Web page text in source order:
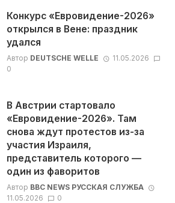
Конкурс «Евровидение-2026»
открылся в Вене: праздник
удался
Автор DEUTSCHE WELLE
11.05.2026
0
В Австрии стартовало
«Евровидение-2026». Там
снова ждут протестов из-за
участия Израиля,
представитель которого —
один из фаворитов
Автор BBC NEWS РУССКАЯ СЛУЖБА
11.05.2026
0